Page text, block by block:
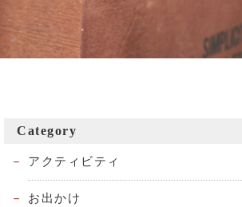
Category
アクティビティ
お出かけ